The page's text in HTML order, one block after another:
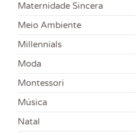
Maternidade Sincera
Meio Ambiente
Millennials
Moda
Montessori
Música
Natal